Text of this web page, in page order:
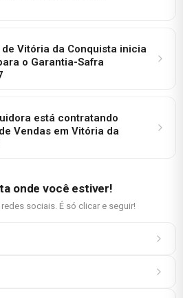
Vitória da Conquista inicia
o Garantia-Safra
está contratando
Vendas em Vitória da
onde você estiver!
sociais. É só clicar e seguir!